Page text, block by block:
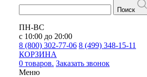
Поиск
ПН-ВС
с 10:00 до 20:00
8 (800) 302-77-06 8 (499) 348-15-11
КОРЗИНА
0 товаров. Заказать звонок
Меню